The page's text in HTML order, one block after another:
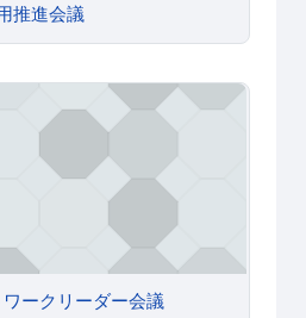
推進会議
ークリーダー会議
ークリーダー会議